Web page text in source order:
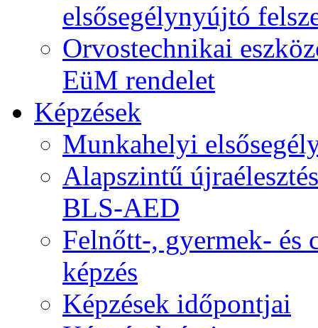
elsősegélynyújtó
Orvostechnikai
EüM rendelet
Képzések
Munkahelyi
Alapszintű
BLS-AED
Felnőtt-, gyermek- és
képzés
Képzések időpontjai